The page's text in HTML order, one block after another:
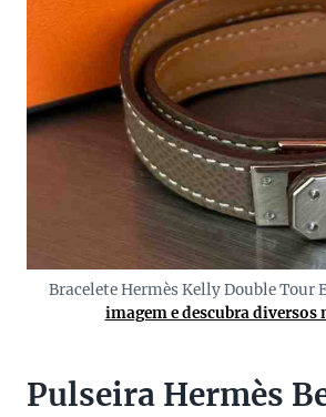
Bracelete Hermès Kelly Double Tour
imagem e descubra diversos
Pulseira Hermès